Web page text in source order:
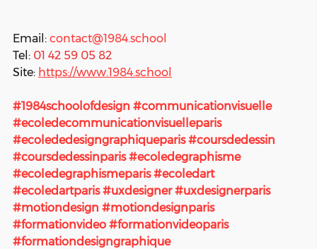
Email: contact@1984.school
Tel: 01 42 59 05 82
Site: https://www.1984.school
#1984schoolofdesign #communicationvisuelle
#ecoledecommunicationvisuelleparis
#ecolededesigngraphiqueparis #coursdedessin
#coursdedessinparis #ecoledegraphisme
#ecoledegraphismeparis #ecoledart
#ecoledartparis #uxdesigner #uxdesignerparis
#motiondesign #motiondesignparis
#formationvideo #formationvideoparis
#formationdesigngraphique